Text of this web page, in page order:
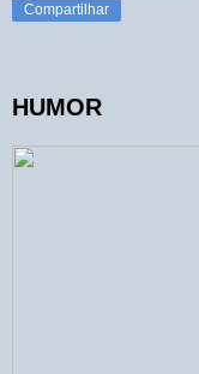
Compartilhar
HUMOR